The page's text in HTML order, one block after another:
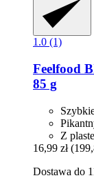
1.0 (1)
Feelfood
85 g
Z
16,99 zł
Dostawa do